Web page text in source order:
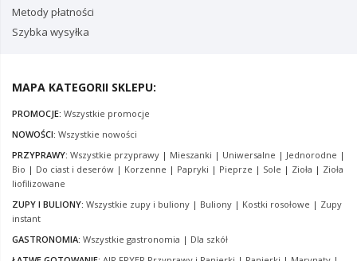
Metody płatności
Szybka wysyłka
MAPA KATEGORII SKLEPU:
PROMOCJE: Wszystkie promocje
NOWOŚCI: Wszystkie nowości
PRZYPRAWY: Wszystkie przyprawy | Mieszanki | Uniwersalne | Jednorodne |
Bio | Do ciast i deserów | Korzenne | Papryki | Pieprze | Sole | Zioła | Zioła
liofilizowane
ZUPY I BULIONY: Wszystkie zupy i buliony | Buliony | Kostki rosołowe | Zupy
instant
GASTRONOMIA: Wszystkie gastronomia | Dla szkół